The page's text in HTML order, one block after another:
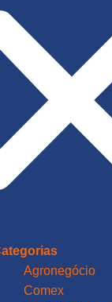
Agronegócio
Comex